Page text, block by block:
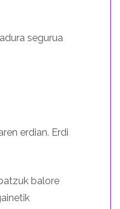
segurua
erdian. Erdi
balore